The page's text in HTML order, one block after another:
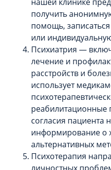
получить
помощь,
или
Психиатрия —
лечение и
расстройств и
использует
реабилитационные
согласия пациента
информирование о
альтернативных
Психотерапия